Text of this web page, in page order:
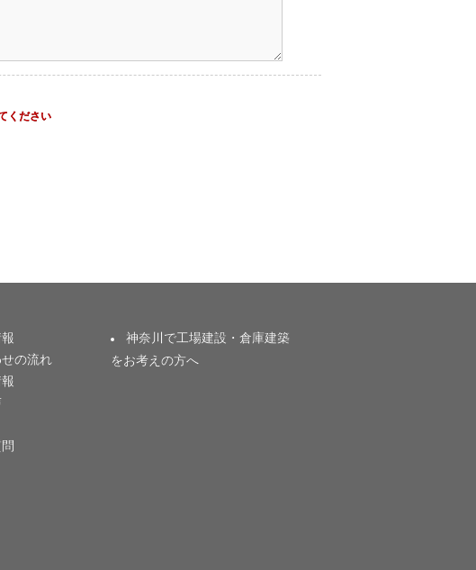
ください
の流れ
神奈川で工場建設・倉庫建築
をお考えの方へ